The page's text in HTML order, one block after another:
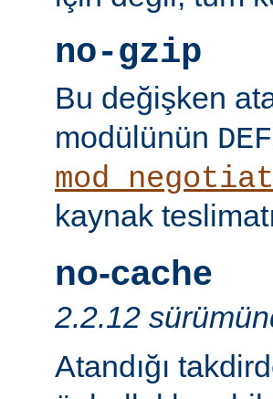
no-gzip
Bu değişken
modülünün
kaynak
no-cache
2.2.12
Atandığı